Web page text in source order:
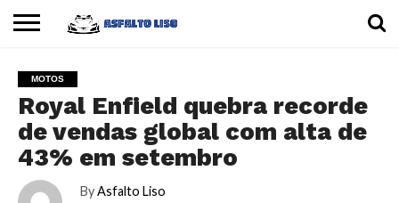
CARROS
MOTOS
DICAS
MOTOS
Royal Enfield quebra recorde
de vendas global com alta de
43% em setembro
By Asfalto Liso